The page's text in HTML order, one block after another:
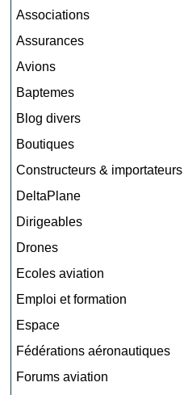
Associations
Assurances
Avions
Baptemes
Blog divers
Boutiques
Constructeurs & importateurs
DeltaPlane
Dirigeables
Drones
Ecoles aviation
Emploi et formation
Espace
Fédérations aéronautiques
Forums aviation